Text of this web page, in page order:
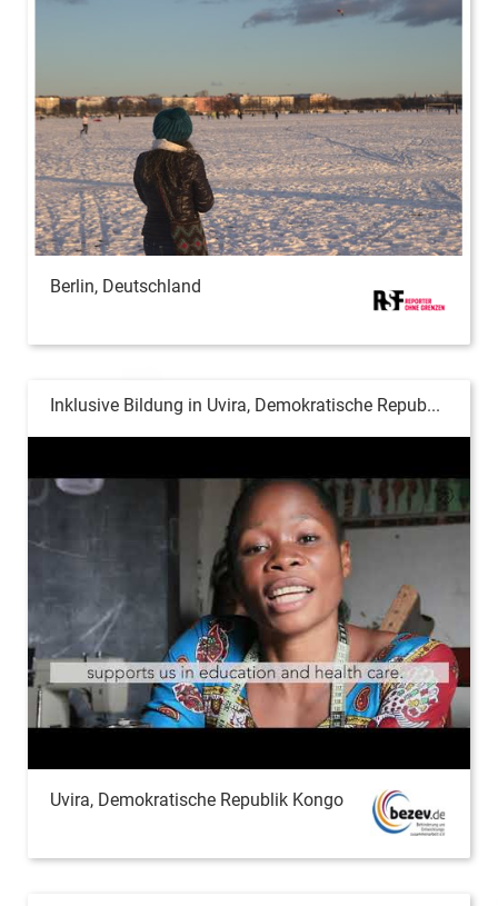
Berlin, Deutschland
Inklusive Bildung in Uvira, Demokratische Repub...
Uvira, Demokratische Republik Kongo